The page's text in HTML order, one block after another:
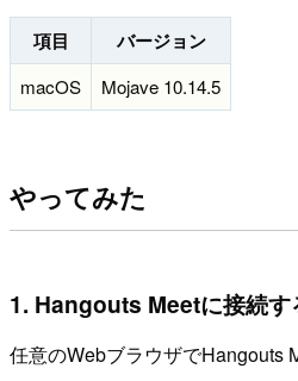
項目 バージョン
macOS Mojave 10.14.5
やってみた
1. Hangouts Meetに接続す
任意のWebブラウザでHangouts